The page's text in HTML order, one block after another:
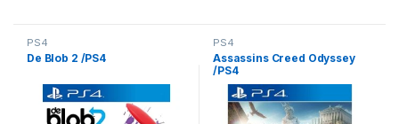
PS4
De Blob 2 /PS4
PS4
Assassins Creed Odyssey
/PS4